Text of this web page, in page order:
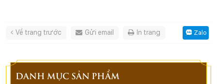
Về trang trước Gửi email In trang Zalo
DANH MỤC SẢN PHẨM